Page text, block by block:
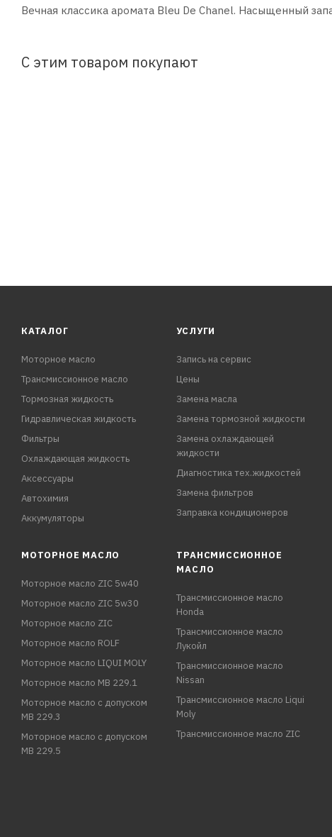
Вечная классика аромата Bleu De Chanel. Насыщенный
С этим товаром покупают
КАТАЛОГ
Моторное масло
Трансмиссионное масло
Тормозная жидкость
Гидравлическая жидкость
Фильтры
Охлаждающая жидкость
Аксессуары
Автохимия
Аккумуляторы
УСЛУГИ
Запись на сервис
Цены
Замена масла
Замена тормозной жидкости
Замена охлаждающей
жидкости
Диагностика тех.жидкостей
Замена фильтров
Заправка кондиционеров
МОТОРНОЕ МАСЛО
Моторное масло ZIC 5w40
Моторное масло ZIC 5w30
Моторное масло ZIC
Моторное масло ROLF
Моторное масло LIQUI MOLY
Моторное масло MB 229.1
Моторное масло с допуском
MB 229.3
Моторное масло с допуском
MB 229.5
ТРАНСМИССИОННОЕ
МАСЛО
Трансмиссионное масло
Honda
Трансмиссионное масло
Лукойл
Трансмиссионное масло
Nissan
Трансмиссионное масло Liqui
Moly
Трансмиссионное масло ZIC